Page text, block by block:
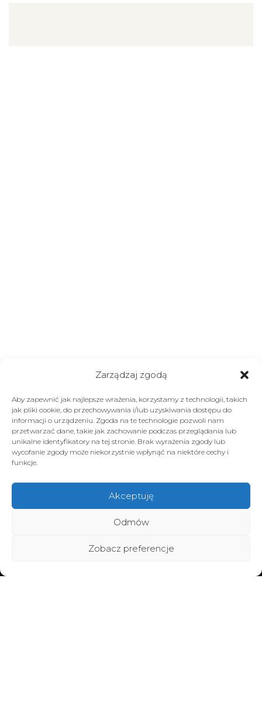
Zarządzaj zgodą
Aby zapewnić jak najlepsze wrażenia, korzystamy z technologii, takich
jak pliki cookie, do przechowywania i/lub uzyskiwania dostępu do
informacji o urządzeniu. Zgoda na te technologie pozwoli nam
przetwarzać dane, takie jak zachowanie podczas przeglądania lub
unikalne identyfikatory na tej stronie. Brak wyrażenia zgody lub
wycofanie zgody może niekorzystnie wpłynąć na niektóre cechy i
funkcje.
Akceptuję
Odmów
Zobacz preferencje